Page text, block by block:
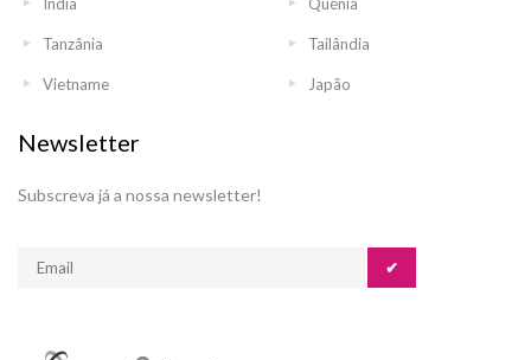
Tanzânia Tailândia
Vietname Japão
Newsletter
Subscreva já a nossa newsletter!
✔